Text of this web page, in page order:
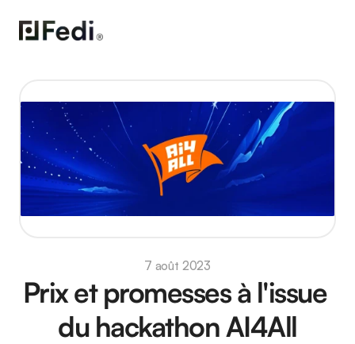
7 août 2023
Prix et promesses à l'issue
du hackathon AI4All